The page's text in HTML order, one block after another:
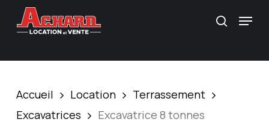
Menu
Accueil Location
Terrassement
Excavatrices
Excavatrice 8 tonnes